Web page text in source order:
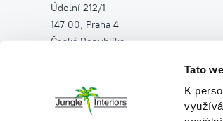
Tato
K
Údolní 212/1
147 00, Praha 4
Česká Republika
(+420) 257 314 500